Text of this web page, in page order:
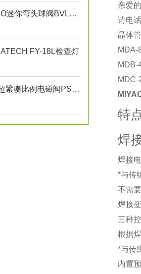
池田屋新品PISCO迷你弯头球阀BVLC01-6正式发布
FY-18L检查灯
池田屋新品高野超紧凑比例电磁阀PSV-01T-020正式发布
亲爱
请电
晶体
MDA-
MDB-
特
焊
焊接
*与传
不需
焊接
三种
根据
*与传
内置